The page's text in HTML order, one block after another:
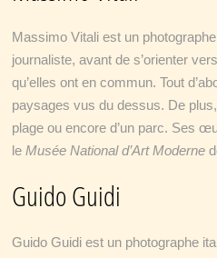
Massimo Vitali est un
journaliste, avant de s’orienter
qu’elles ont en commun. Tout
paysages vus du dessus. De
plage ou encore d’un parc. Ses
le Musée National d’Art Moderne
Guido Guidi
Guido Guidi est un photographe